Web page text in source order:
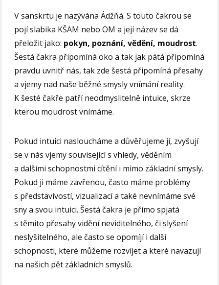
V sanskrtu je nazývána Ádžňá. S touto čakrou se
pojí slabika KŠAM nebo OM a její název se dá
přeložit jako: pokyn, poznání, vědění, moudrost.
Šestá čakra připomíná oko a tak jak pátá připomíná
pravdu uvnitř nás, tak zde šestá připomíná přesahy
a vjemy nad naše běžné smysly vnímání reality.
K šesté čakře patří neodmyslitelně intuice, skrze
kterou moudrost vnímáme.
Pokud intuici nasloucháme a důvěřujeme jí, zvyšují
se v nás vjemy související s vhledy, věděním
a dalšími schopnostmi cítění i mimo základní smysly.
Pokud ji máme zavřenou, často máme problémy
s představivostí, vizualizací a také nevnímáme své
sny a svou intuici. Šestá čakra je přímo spjatá
s těmito přesahy vidění neviditelného, či slyšení
neslyšitelného, ale často se opomíjí i další
schopnosti, které můžeme rozvíjet a které navazují
na našich pět základních smyslů.